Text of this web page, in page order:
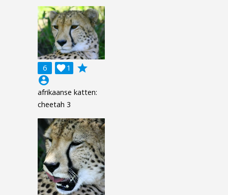
6 1

grade
account_circle
afrikaanse katten:
cheetah 3